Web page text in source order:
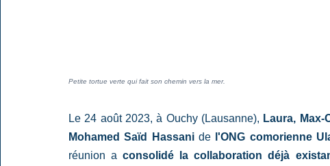
Petite tortue verte qui fait son chemin vers la mer.
Le 24 août 2023, à Ouchy (Lausanne), Laura,
Mohamed Saïd Hassani de l'ONG comorienne
réunion a consolidé la collaboration déjà